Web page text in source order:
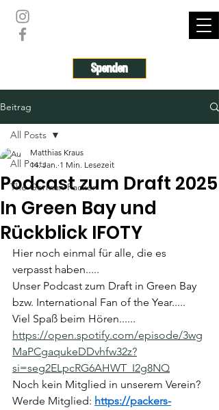
Spenden
Beitrag
All Posts
The German Packer
All Posts
Podcast zum Draft 2025
In Green Bay und
Rückblick IFOTY
Matthias Kraus
14. Jan. 1 Min. Lesezeit
Hier noch einmal für alle, die es
verpasst haben.....
Unser Podcast zum Draft in Green Bay
bzw. International Fan of the Year.....
Viel Spaß beim Hören......
https://open.spotify.com/episode/3wg
MaPCgaqukeDDvhfw32z?
si=seg2ELpcRG6AHWT_I2g8NQ
Noch kein Mitglied in unserem Verein?
Werde Mitglied: https://packers-